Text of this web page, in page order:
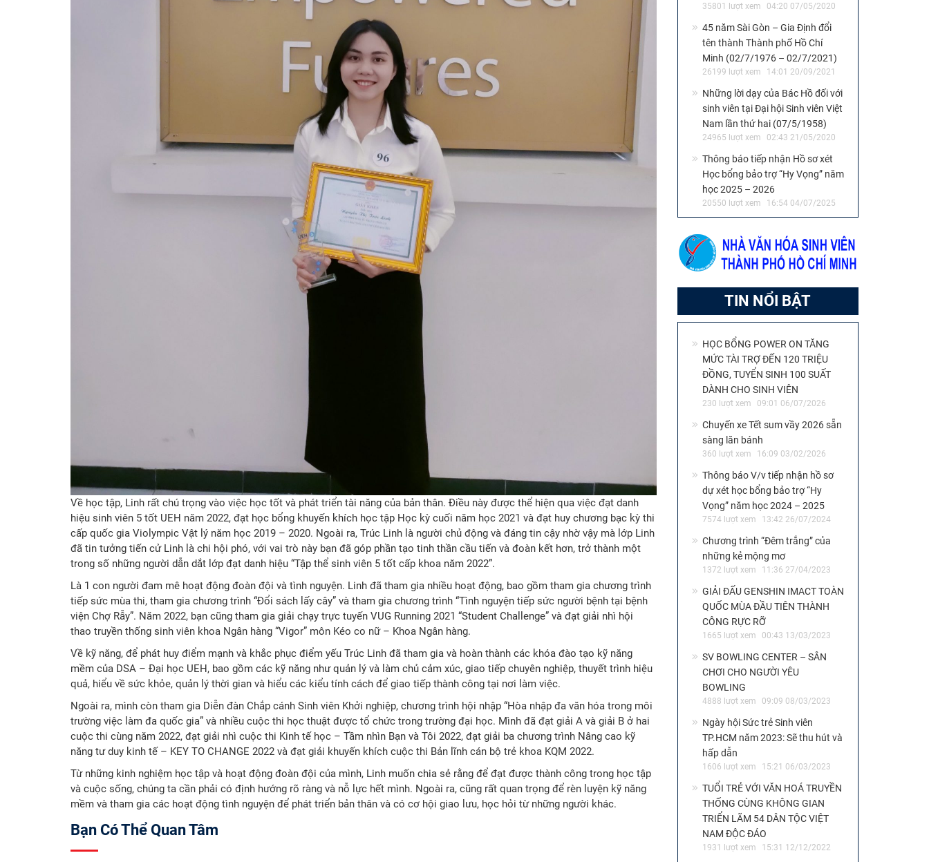
Về học tập, Linh rất chú trọng vào việc học tốt và phát triển tài năng của bản thân. Điều này được thể hiện qua việc đạt danh
hiệu sinh viên 5 tốt UEH năm 2022, đạt học bổng khuyến khích học tập Học kỳ cuối năm học 2021 và đạt huy chương bạc kỳ thi
cấp quốc gia Violympic Vật lý năm học 2019 – 2020. Ngoài ra, Trúc Linh là người chủ động và đáng tin cậy nhờ vậy mà lớp Linh
đã tin tưởng tiến cử Linh là chi hội phó, với vai trò này bạn đã góp phần tạo tinh thần cầu tiến và đoàn kết hơn, trở thành một
trong số những người dẫn dắt lớp đạt danh hiệu “Tập thể sinh viên 5 tốt cấp khoa năm 2022”.
Là 1 con người đam mê hoạt động đoàn đội và tình nguyện. Linh đã tham gia nhiều hoạt động, bao gồm tham gia chương trình
tiếp sức mùa thi, tham gia chương trình “Đổi sách lấy cây” và tham gia chương trình “Tình nguyện tiếp sức người bệnh tại bệnh
viện Chợ Rẫy”. Năm 2022, bạn cũng tham gia giải chạy trực tuyến VUG Running 2021 “Student Challenge” và đạt giải nhì hội
thao truyền thống sinh viên khoa Ngân hàng “Vigor” môn Kéo co nữ – Khoa Ngân hàng.
Về kỹ năng, để phát huy điểm mạnh và khắc phục điểm yếu Trúc Linh đã tham gia và hoàn thành các khóa đào tạo kỹ năng
mềm của DSA – Đại học UEH, bao gồm các kỹ năng như quản lý và làm chủ cảm xúc, giao tiếp chuyên nghiệp, thuyết trình hiệu
quả, hiểu về sức khỏe, quản lý thời gian và hiểu các kiểu tính cách để giao tiếp thành công tại nơi làm việc.
Ngoài ra, mình còn tham gia Diễn đàn Chắp cánh Sinh viên Khởi nghiệp, chương trình hội nhập “Hòa nhập đa văn hóa trong môi
trường việc làm đa quốc gia” và nhiều cuộc thi học thuật được tổ chức trong trường đại học. Mình đã đạt giải A và giải B ở hai
cuộc thi cùng năm 2022, đạt giải nhì cuộc thi Kinh tế học – Tầm nhìn Bạn và Tôi 2022, đạt giải ba chương trình Nâng cao kỹ
năng tư duy kinh tế – KEY TO CHANGE 2022 và đạt giải khuyến khích cuộc thi Bản lĩnh cán bộ trẻ khoa KQM 2022.
Từ những kinh nghiệm học tập và hoạt động đoàn đội của mình, Linh muốn chia sẻ rằng để đạt được thành công trong học tập
và cuộc sống, chúng ta cần phải có định hướng rõ ràng và nỗ lực hết mình. Ngoài ra, cũng rất quan trọng để rèn luyện kỹ năng
mềm và tham gia các hoạt động tình nguyện để phát triển bản thân và có cơ hội giao lưu, học hỏi từ những người khác.
Bạn Có Thể Quan Tâm
35801 lượt xem 04:20 07/05/2020
45 năm Sài Gòn – Gia Định đổi
tên thành Thành phố Hồ Chí
Minh (02/7/1976 – 02/7/2021)
26199 lượt xem 14:01 20/09/2021
Những lời dạy của Bác Hồ đối với
sinh viên tại Đại hội Sinh viên Việt
Nam lần thứ hai (07/5/1958)
24965 lượt xem 02:43 21/05/2020
Thông báo tiếp nhận Hồ sơ xét
Học bổng bảo trợ “Hy Vọng” năm
học 2025 – 2026
20550 lượt xem 16:54 04/07/2025
TIN NỔI BẬT
HỌC BỔNG POWER ON TĂNG
MỨC TÀI TRỢ ĐẾN 120 TRIỆU
ĐỒNG, TUYỂN SINH 100 SUẤT
DÀNH CHO SINH VIÊN
230 lượt xem 09:01 06/07/2026
Chuyến xe Tết sum vầy 2026 sẵn
sàng lăn bánh
360 lượt xem 16:09 03/02/2026
Thông báo V/v tiếp nhận hồ sơ
dự xét học bổng bảo trợ “Hy
Vọng” năm học 2024 – 2025
7574 lượt xem 13:42 26/07/2024
Chương trình “Đêm trắng” của
những kẻ mộng mơ
1372 lượt xem 11:36 27/04/2023
GIẢI ĐẤU GENSHIN IMACT TOÀN
QUỐC MÙA ĐẦU TIÊN THÀNH
CÔNG RỰC RỠ
1665 lượt xem 00:43 13/03/2023
SV BOWLING CENTER – SÂN
CHƠI CHO NGƯỜI YÊU
BOWLING
4888 lượt xem 09:09 08/03/2023
Ngày hội Sức trẻ Sinh viên
TP.HCM năm 2023: Sẽ thu hút và
hấp dẫn
1606 lượt xem 15:21 06/03/2023
TUỔI TRẺ VỚI VĂN HOÁ TRUYỀN
THỐNG CÙNG KHÔNG GIAN
TRIỂN LÃM 54 DÂN TỘC VIỆT
NAM ĐỘC ĐÁO
1931 lượt xem 15:31 12/12/2022